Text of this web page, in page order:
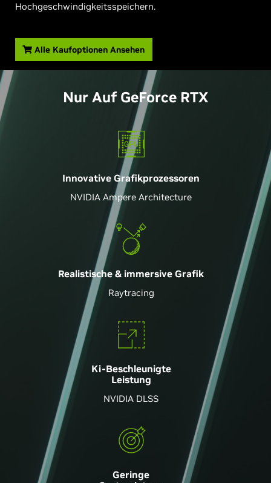
Hochgeschwindigkeitsspeichern.
Alle Kaufoptionen Ansehen
Nur Auf GeForce RTX
Innovative Grafikprozessoren
NVIDIA Ampere Architecture
Realistische & immersive Grafik
Raytracing
Ki-Beschleunigte
Leistung
NVIDIA DLSS
Geringe